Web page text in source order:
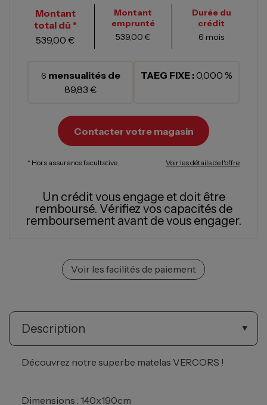
Montant
total dû *
539,00 €
Montant
emprunté
539,00 €
Durée du
crédit
6 mois
6 mensualités de
89,83 €
TAEG FIXE :0,000 %
Contacter votre magasin
* Hors assurance facultative Voir les détails de l'offre
Un crédit vous engage et doit être
remboursé. Vérifiez vos capacités de
remboursement avant de vous engager.
Voir les facilités de paiement
Description
Découvrez notre superbe matelas VERCORS !
Dimensions : 140x190cm